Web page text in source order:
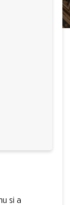
si a